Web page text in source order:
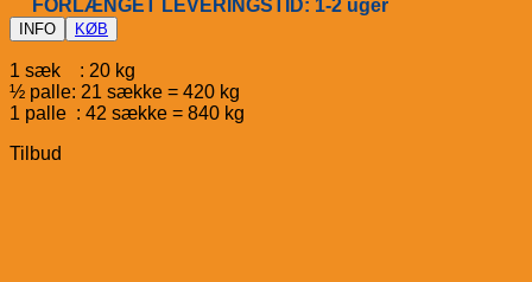
FORLÆNGET LEVERINGSTID: 1-2 uger
INFO KØB
1 sæk : 20 kg
½ palle: 21 sække = 420 kg
1 palle : 42 sække = 840 kg
Tilbud